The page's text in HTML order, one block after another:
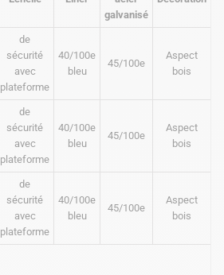
galvanisé
de
sécurité
avec
plateforme
40/100e
bleu
45/100e
Aspect
bois
de
sécurité
avec
plateforme
40/100e
bleu
45/100e
Aspect
bois
de
sécurité
avec
plateforme
40/100e
bleu
45/100e
Aspect
bois